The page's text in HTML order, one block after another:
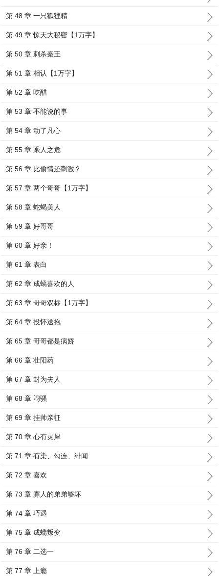
第 48 章 一只狐狸精
第 49 章 惊天大秘密【1万字】
第 50 章 刺杀秦王
第 51 章 相认【1万字】
第 52 章 吃醋
第 53 章 不能说的事
第 54 章 动了凡心
第 55 章 乘人之危
第 56 章 比偷情还刺激？
第 57 章 两个哥哥【1万字】
第 58 章 蛇蝎美人
第 59 章 好哥哥
第 60 章 好亲！
第 61 章 表白
第 62 章 成蟜喜欢的人
第 63 章 哥哥双标【1万字】
第 64 章 投怀送抱
第 65 章 哥哥都是病娇
第 66 章 壮阳药
第 67 章 封为夫人
第 68 章 闷骚
第 69 章 挂帅亲征
第 70 章 心有灵犀
第 71 章 有染、勾连、绯闻
第 72 章 喜欢
第 73 章 寡人的弟弟够坏
第 74 章 巧遇
第 75 章 成蟜叛变
第 76 章 二选一
第 77 章 上瘾